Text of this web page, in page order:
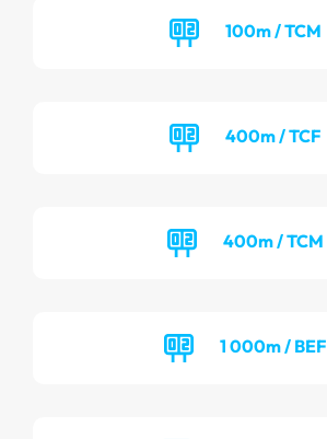
100m / TCM
400m / TCF
400m / TCM
1 000m / BEF